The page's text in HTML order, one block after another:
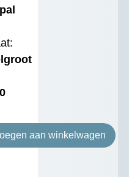
aan winkelwagen